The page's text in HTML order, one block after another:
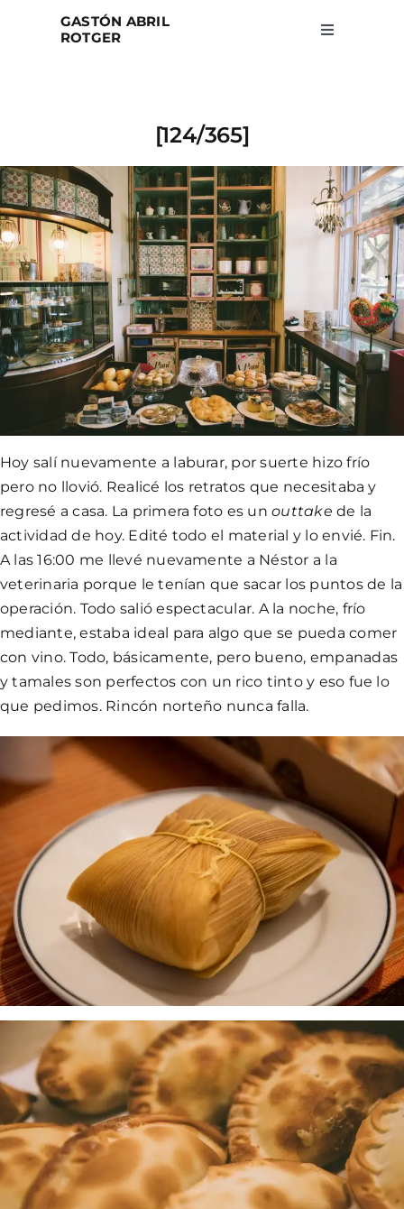
GASTÓN ABRIL
ROTGER
Toggle
Blog
About
Search
for:
[124/365]
Hoy salí nuevamente a laburar, por suerte hizo frío
pero no llovió. Realicé los retratos que necesitaba y
regresé a casa. La primera foto es unouttake de la
actividad de hoy. Edité todo el material y lo envié. Fin.
A las 16:00 me llevé nuevamente a Néstor a la
veterinaria porque le tenían que sacar los puntos de la
operación. Todo salió espectacular. A la noche, frío
mediante, estaba ideal para algo que se pueda comer
con vino. Todo, básicamente, pero bueno, empanadas
y tamales son perfectos con un rico tinto y eso fue lo
que pedimos. Rincón norteño nunca falla.